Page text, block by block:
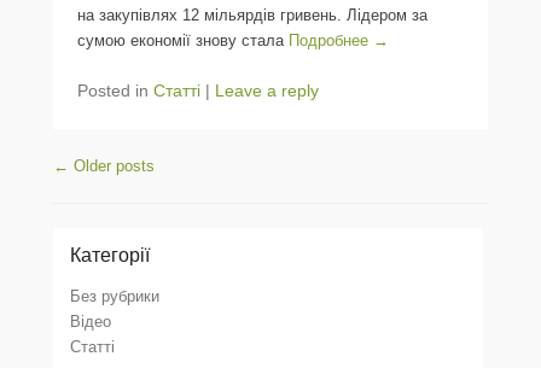
на закупівлях 12 мільярдів гривень. Лідером за
сумою економії знову стала Подробнее →
Posted in Статті | Leave a reply
Post navigation
← Older posts
Категорії
Без рубрики
Відео
Статті